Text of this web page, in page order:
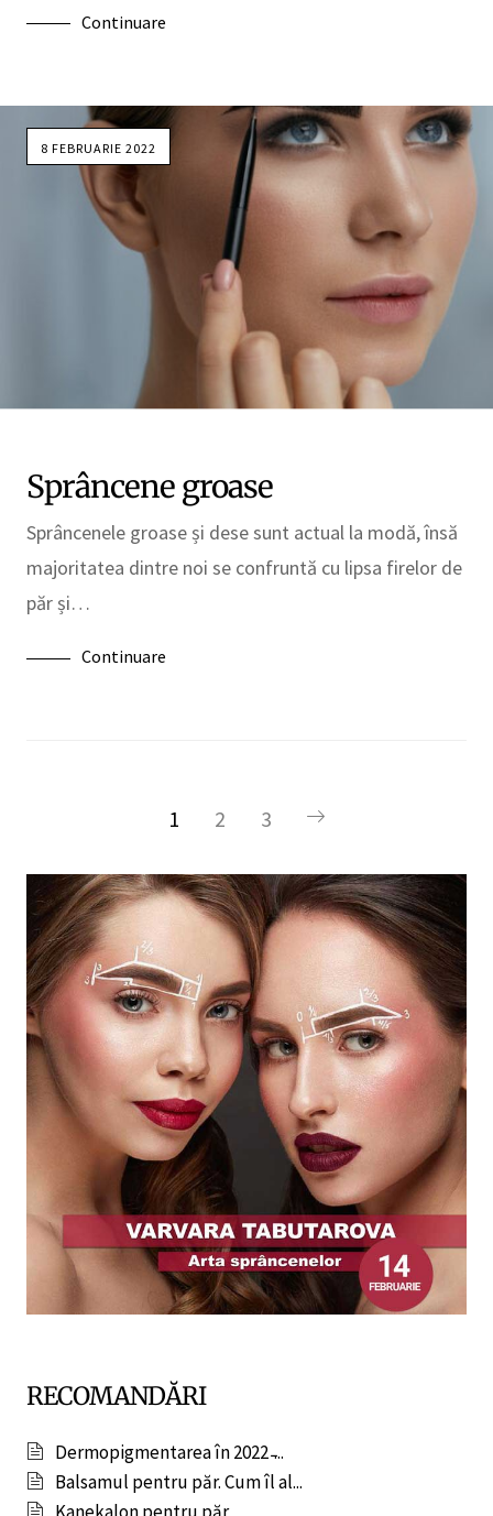
Continuare
8 FEBRUARIE 2022
Sprâncene groase
Sprâncenele groase și dese sunt actual la modă, însă
majoritatea dintre noi se confruntă cu lipsa firelor de
păr și…
Continuare
1 2 3
RECOMANDĂRI
Dermopigmentarea în 2022 ̵...
Balsamul pentru păr. Cum îl al...